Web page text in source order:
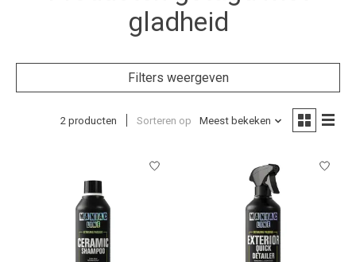
gladheid
Filters weergeven
2 producten Sorteren op Meest bekeken